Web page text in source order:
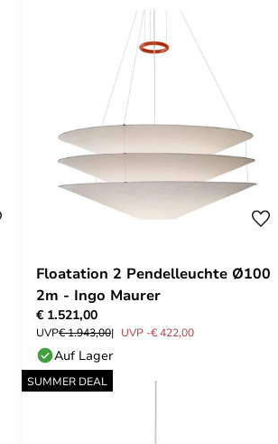
Floatation 2 Pendelleuchte Ø100
2m - Ingo Maurer
€ 1.521,00
UVP€ 1.943,00 UVP -€ 422,00
Auf Lager
SUMMER DEAL